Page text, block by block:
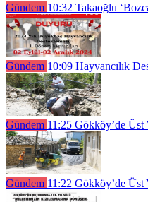
Gündem 10:32 Takaoğlu
Gündem 10:09 Hayvancılık
Gündem 11:25 Gökköy’de Üst
Gündem 11:22 Gökköy’de Üst